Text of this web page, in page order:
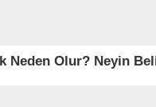
Neden Olur? Neyin